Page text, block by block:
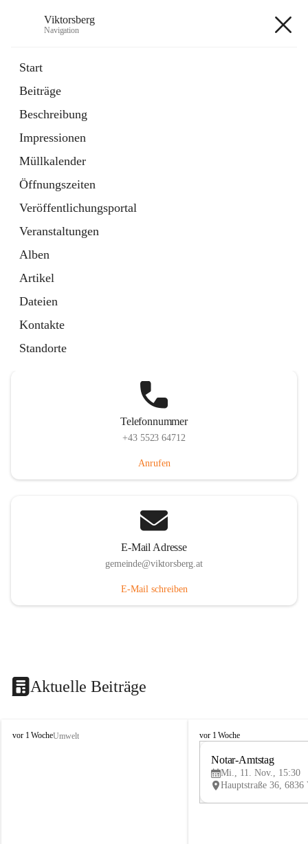
Viktorsberg
Navigation
Start
Beiträge
Beschreibung
Impressionen
Müllkalender
Öffnungszeiten
Veröffentlichungsportal
Veranstaltungen
Alben
Artikel
Dateien
Kontakte
Standorte
1 Schnellzugriff
Bürgerservice
10 Schnellzugriffe
Telefonnummer
+43 5523 64712
Anrufen
E-Mail Adresse
gemeinde@viktorsberg.at
E-Mail schreiben
Aktuelle Beiträge
V
vor 1 WocheUmwelt
V
vor 1 Woche
Notar-Amtstag
Mi., 11. Nov., 15:30